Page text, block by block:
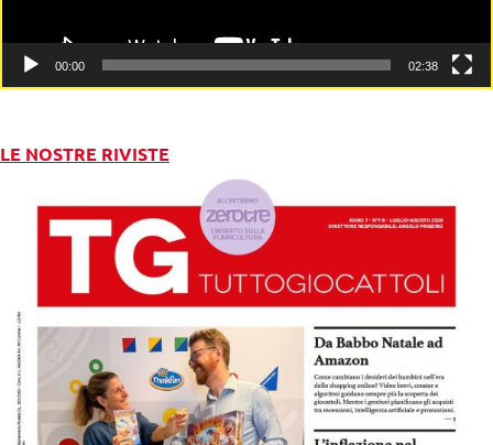
00:00 02:38
LE NOSTRE RIVISTE